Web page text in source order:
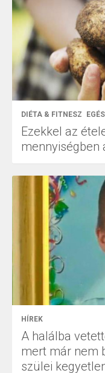
DIÉTA & FITNESZ
Ezekkel az
mennyiségben
HÍREK
A halálba
mert már nem
szülei